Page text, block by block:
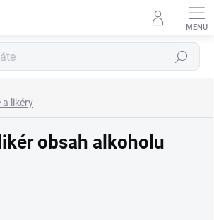
Hledat
a likéry
obsah alkoholu